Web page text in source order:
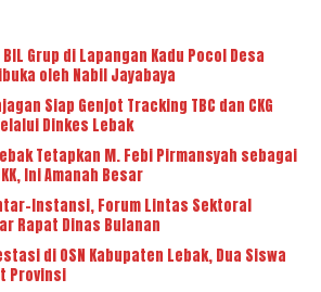
Grup di Lapangan Kadu Pocol Desa
oleh Nabil Jayabaya
Siap Genjot Tracking TBC dan CKG
Dinkes Lebak
Tetapkan M. Febi Pirmansyah sebagai
Ini Amanah Besar
Instansi, Forum Lintas Sektoral
Rapat Dinas Bulanan
di OSN Kabupaten Lebak, Dua Siswa
Provinsi